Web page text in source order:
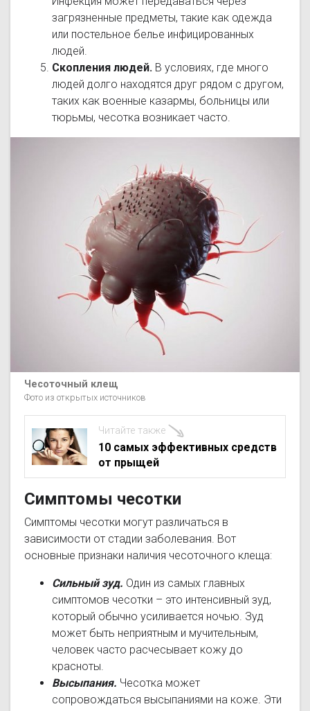
загрязненные предметы, такие как одежда
или постельное белье инфицированных
людей.
Скопления людей. В условиях, где много
людей долго находятся друг рядом с другом,
таких как военные казармы, больницы или
тюрьмы, чесотка возникает часто.
Чесоточный клещ
Фото из открытых источников
Читайте также
10 самых эффективных средств
от прыщей
Симптомы чесотки
Симптомы чесотки могут различаться в
зависимости от стадии заболевания. Вот
основные признаки наличия чесоточного клеща:
Сильный зуд. Один из самых главных
симптомов чесотки – это интенсивный зуд,
который обычно усиливается ночью. Зуд
может быть неприятным и мучительным,
человек часто расчесывает кожу до
красноты.
Высыпания. Чесотка может
сопровождаться высыпаниями на коже. Эти